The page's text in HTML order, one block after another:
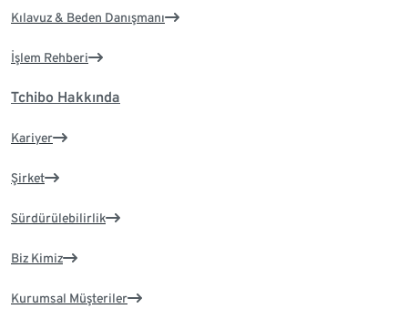
Kılavuz & Beden Danışmanı
İşlem Rehberi
Tchibo Hakkında
Kariyer
Şirket
Sürdürülebilirlik
Biz Kimiz
Kurumsal Müşteriler